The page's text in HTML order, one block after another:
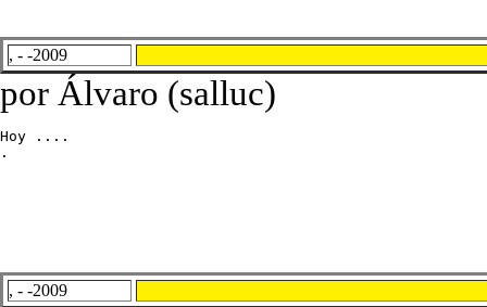
, - -2009
por Álvaro (salluc)
Hoy ....
.
, - -2009